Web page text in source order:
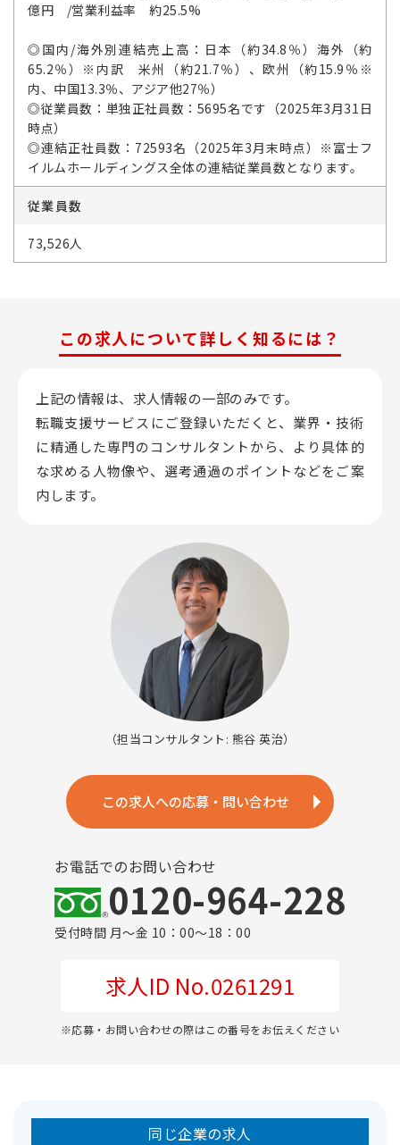
億円 /営業利益率 約25.5%
◎国内/海外別連結売上高：日本（約34.8％）海外（約
65.2％）※内訳 米州（約21.7％）、欧州（約15.9％※
内、中国13.3％、アジア他27％）
◎従業員数：単独正社員数：5695名です（2025年3月31日
時点）
◎連結正社員数：72593名（2025年3月末時点）※富士フ
イルムホールディングス全体の連結従業員数となります。
従業員数
73,526人
この求人について詳しく知るには？
上記の情報は、求人情報の一部のみです。
転職支援サービスにご登録いただくと、業界・技術
に精通した専門のコンサルタントから、 より具体的
な求める人物像や、選考通過のポイントなどをご案
内します。
（担当コンサルタント: 熊谷 英治）
この求人への応募・問い合わせ
お電話でのお問い合わせ
0120-964-228
受付時間 月～金 10：00～18：00
求人ID No.0261291
※応募・お問い合わせの際はこの番号をお伝えください
同じ企業の求人